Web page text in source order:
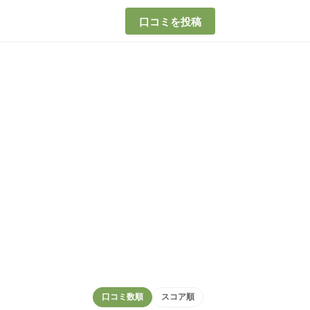
口コミを投稿
口コミ数順 スコア順